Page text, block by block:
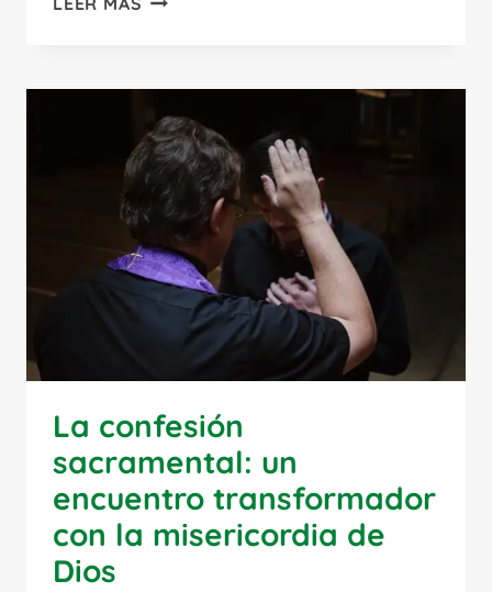
Y
MIS
ERRORES?
La confesión
sacramental: un
encuentro transformador
con la misericordia de
Dios